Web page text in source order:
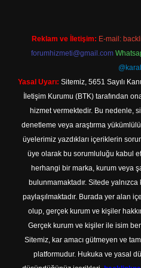
Reklam ve İletişim: E-mail:
forumhizmeti@gmail.com
Yasal Uyarı: Sitemiz, 5651 Sayılı
İletişim Kurumu (BTK) tarafından
hizmet vermektedir. Bu nedenle,
denetleme veya araştırma
üyelerimiz yazdıkları içeriklerin
üye olarak bu sorumluluğu kabul
herhangi bir marka, kurum veya
bulunmamaktadır. Sitede yalnızca
paylaşılmaktadır. Burada yer alan
olup, gerçek kurum ve kişiler
Gerçek kurum ve kişiler ile isim
Sitemiz, kar amacı gütmeyen ve
platformudur. Hukuka ve yasal